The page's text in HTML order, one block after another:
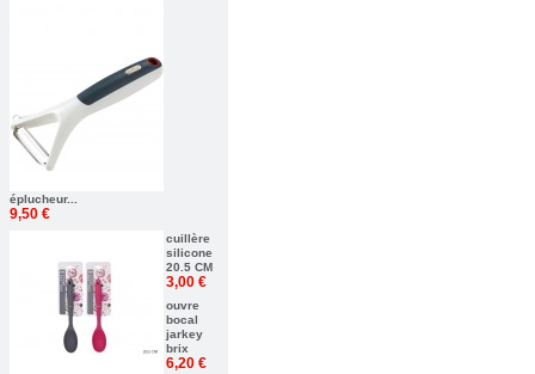
éplucheur...
9,50 €
cuillère
silicone
20.5 CM
3,00 €
ouvre
bocal
jarkey
brix
6,20 €